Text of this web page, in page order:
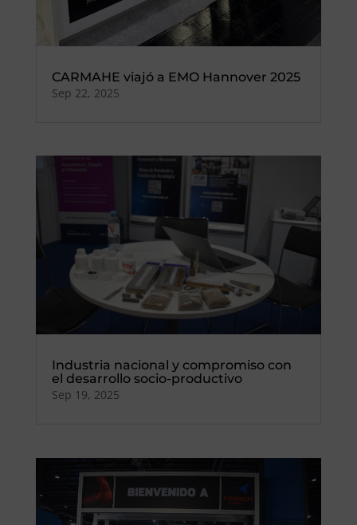
CARMAHE viajó a EMO Hannover 2025
Sep 22, 2025
Industria nacional y compromiso con
el desarrollo socio-productivo
Sep 19, 2025